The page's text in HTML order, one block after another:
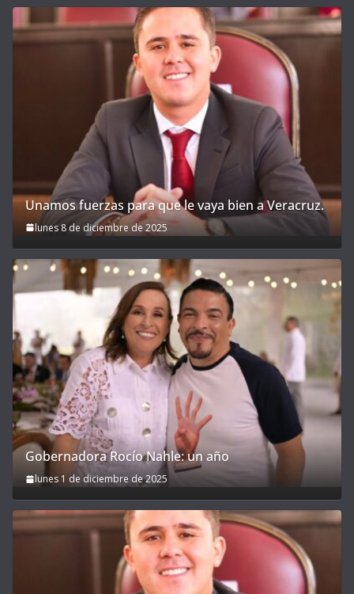
Unamos fuerzas para que le vaya bien a Veracruz.
lunes 8 de diciembre de 2025
Gobernadora Rocío Nahle: un año
lunes 1 de diciembre de 2025